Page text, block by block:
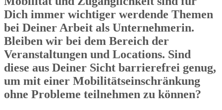
Dich immer wichtiger werdende Themen
bei Deiner Arbeit als Unternehmerin.
Bleiben wir bei dem Bereich der
Veranstaltungen und Locations. Sind
diese aus Deiner Sicht barrierefrei genug,
um mit einer Mobilitätseinschränkung
ohne Probleme teilnehmen zu können?